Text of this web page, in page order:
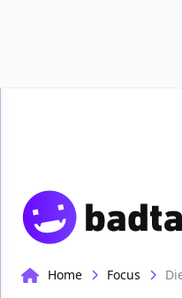
Home Focus